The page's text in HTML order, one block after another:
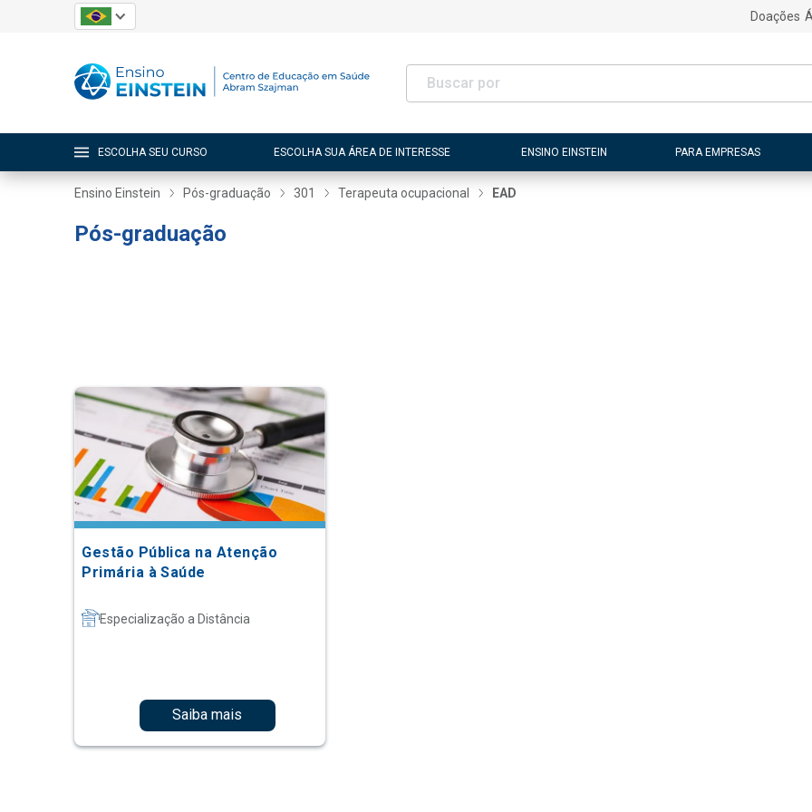
Doações
ESCOLHA SEU CURSO ESCOLHA SUA ÁREA DE INTERESSE ENSINO EINSTEIN PARA EMPRESAS
Ensino Einstein Pós-graduação 301 Terapeuta ocupacional EAD
Pós-graduação
Gestão Pública na Atenção
Primária à Saúde
Especialização a Distância
Saiba mais